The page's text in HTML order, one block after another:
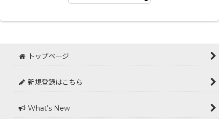
トップページ
新規登録はこちら
What's New